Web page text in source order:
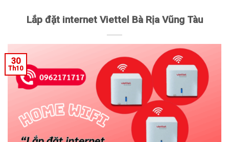
Lắp đặt internet Viettel Bà Rịa Vũng Tàu
30
Th10